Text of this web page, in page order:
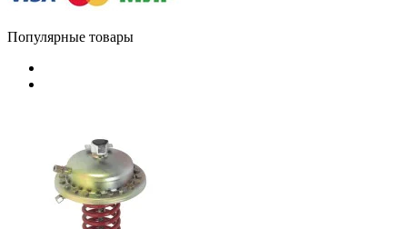
Популярные товары